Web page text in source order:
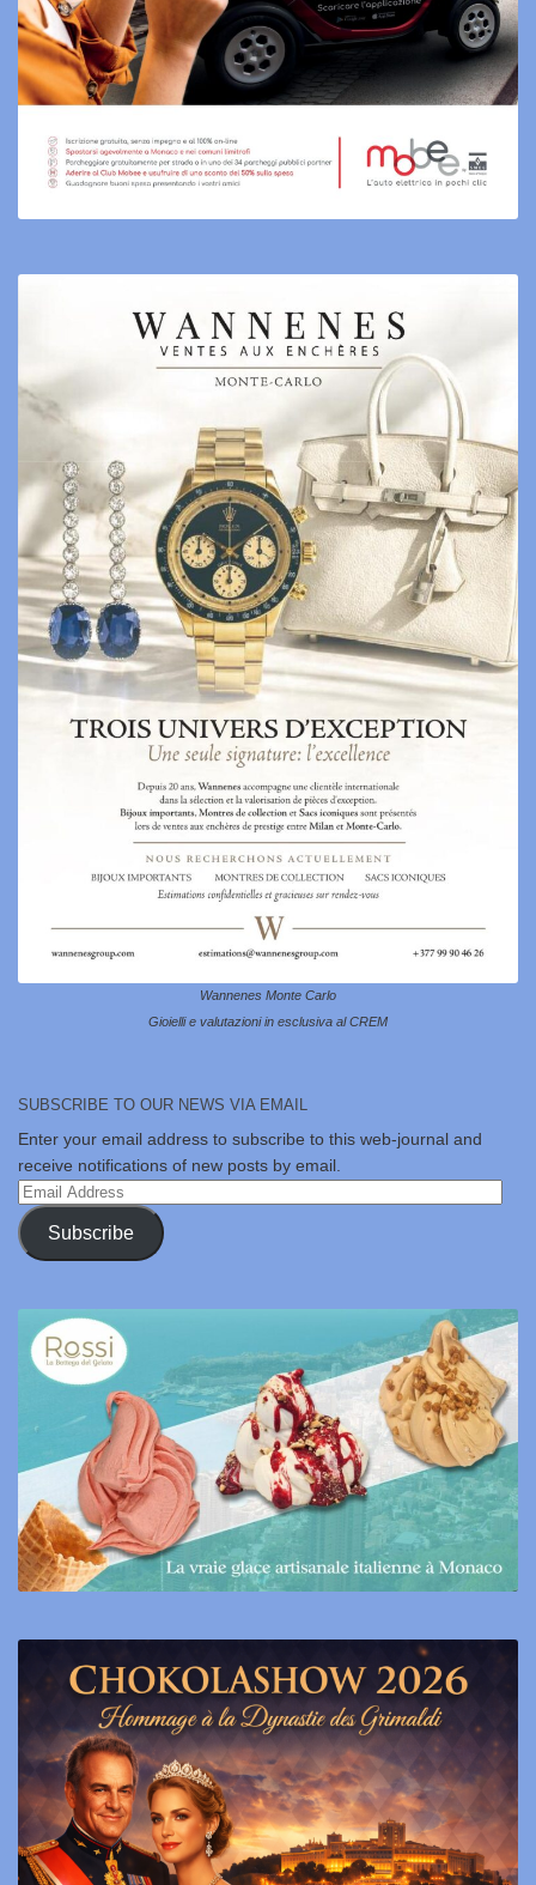
Wannenes Monte Carlo
Gioielli e valutazioni in esclusiva al CREM
SUBSCRIBE TO OUR NEWS VIA EMAIL
Enter your email address to subscribe to this web-journal and
receive notifications of new posts by email.
Email
Address
Subscribe